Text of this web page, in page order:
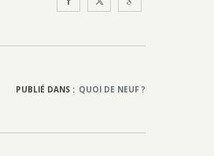
PUBLIÉ DANS : QUOI DE NEUF ?